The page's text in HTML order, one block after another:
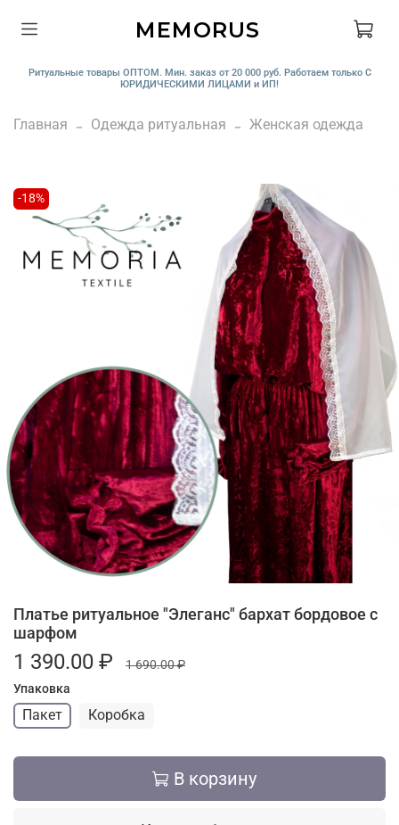
MEMORUS
Ритуальные товары ОПТОМ. Мин. заказ от 20 000 руб. Работаем только С
ЮРИДИЧЕСКИМИ ЛИЦАМИ и ИП!
Главная Одежда ритуальная Женская одежда
-18%
Платье ритуальное "Элеганс" бархат бордовое с
шарфом
1 390.00 ₽
1 690.00 ₽
Упаковка
Пакет Коробка
В корзину